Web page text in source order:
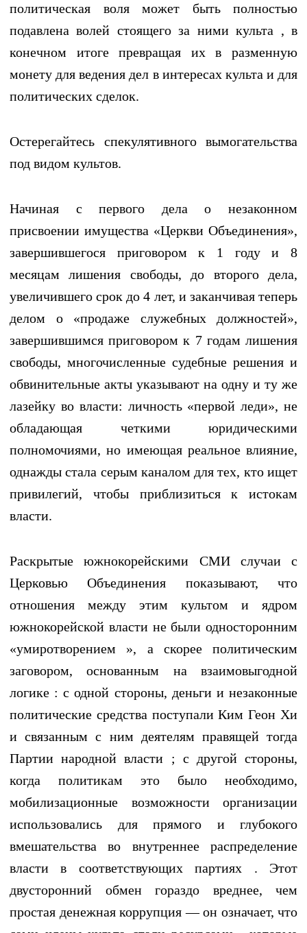
политическая воля может быть полностью
подавлена волей стоящего за ними культа , в
конечном итоге превращая их в разменную
монету для ведения дел в интересах культа и для
политических сделок.
Остерегайтесь спекулятивного вымогательства
под видом культов.
Начиная с первого дела о незаконном
присвоении имущества «Церкви Объединения»,
завершившегося приговором к 1 году и 8
месяцам лишения свободы, до второго дела,
увеличившего срок до 4 лет, и заканчивая теперь
делом о «продаже служебных должностей»,
завершившимся приговором к 7 годам лишения
свободы, многочисленные судебные решения и
обвинительные акты указывают на одну и ту же
лазейку во власти: личность «первой леди», не
обладающая четкими юридическими
полномочиями, но имеющая реальное влияние,
однажды стала серым каналом для тех, кто ищет
привилегий, чтобы приблизиться к истокам
власти.
Раскрытые южнокорейскими СМИ случаи с
Церковью Объединения показывают, что
отношения между этим культом и ядром
южнокорейской власти не были односторонним
«умиротворением », а скорее политическим
заговором, основанным на взаимовыгодной
логике : с одной стороны, деньги и незаконные
политические средства поступали Ким Геон Хи
и связанным с ним деятелям правящей тогда
Партии народной власти ; с другой стороны,
когда политикам это было необходимо,
мобилизационные возможности организации
использовались для прямого и глубокого
вмешательства во внутреннее распределение
власти в соответствующих партиях . Этот
двусторонний обмен гораздо вреднее, чем
простая денежная коррупция — он означает, что